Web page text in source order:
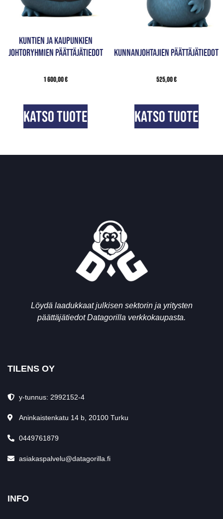
Kuntien ja kaupunkien
johtoryhmien päättäjätiedot
1 600,00€
Katso tuote
Kunnanjohtajien päättäjätiedot
525,00€
Katso tuote
Löydä laadukkaat julkisen sektorin ja yritysten
päättäjätiedot Datagorilla verkkokaupasta.
TILENS OY
y-tunnus: 2992152-4
Aninkaistenkatu 14 b, 20100 Turku
0449761879
asiakaspalvelu@datagorilla.fi
INFO